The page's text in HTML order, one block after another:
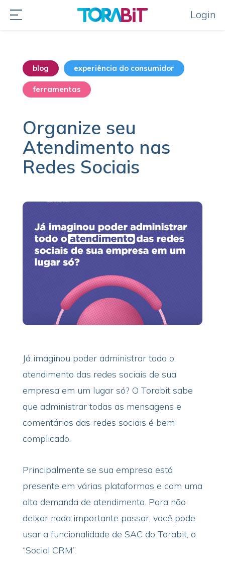
Login
blog experiência do consumidor
ferramentas
Organize seu
Atendimento nas
Redes Sociais
Já imaginou poder administrar todo o
atendimento das redes sociais de sua
empresa em um lugar só? O Torabit sabe
que administrar todas as mensagens e
comentários das redes sociais é bem
complicado.
Principalmente se sua empresa está
presente em várias plataformas e com uma
alta demanda de atendimento. Para não
deixar nada importante passar, você pode
usar a funcionalidade de SAC do Torabit, o
“Social CRM”.